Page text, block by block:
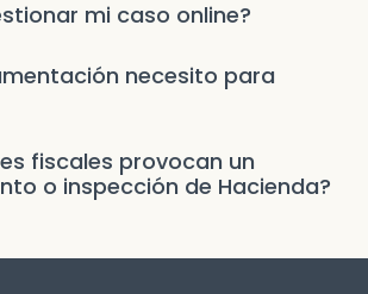
mi caso online?
necesito para
fiscales provocan un
o inspección de Hacienda?